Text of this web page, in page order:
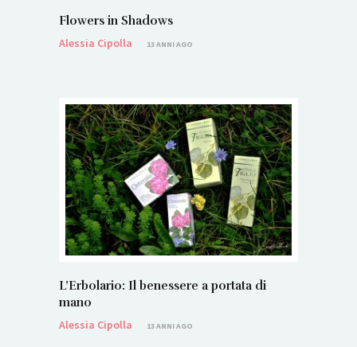
Flowers in Shadows
Alessia Cipolla
13 ANNI AGO
L’Erbolario: Il benessere a portata di
mano
Alessia Cipolla
13 ANNI AGO